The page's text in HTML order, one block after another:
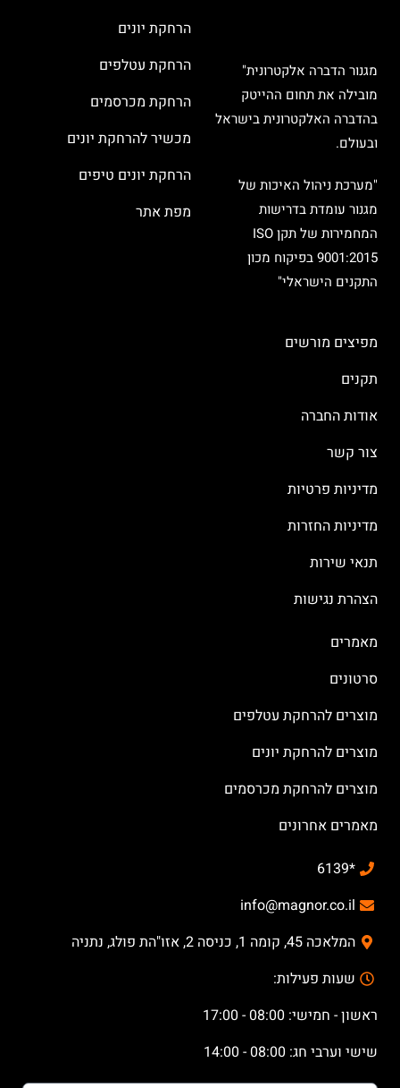
מגנור הדברה אלקטרונית"
מובילה את תחום ההייטק
בהדברה האלקטרונית בישראל
ובעולם.
"מערכת ניהול האיכות של
מגנור עומדת בדרישות
המחמירות של תקן ISO
9001:2015 בפיקוח מכון
התקנים הישראלי"
הרחקת יונים
הרחקת עטלפים
הרחקת מכרסמים
מכשיר להרחקת יונים
הרחקת יונים טיפים
מפת אתר
מפיצים מורשים
תקנים
אודות החברה
צור קשר
מדיניות פרטיות
מדיניות החזרות
תנאי שירות
הצהרת נגישות
מאמרים
סרטונים
מוצרים להרחקת עטלפים
מוצרים להרחקת יונים
מוצרים להרחקת מכרסמים
מאמרים אחרונים
*6139
info@magnor.co.il
המלאכה 45, קומה 1, כניסה 2, אזו"הת פולג, נתניה
שעות פעילות:
ראשון - חמישי: 08:00 - 17:00
שישי וערבי חג: 08:00 - 14:00